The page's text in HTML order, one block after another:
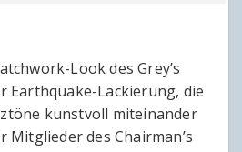
Look des Grey’s
Earthquake-Lackierung, die
kunstvoll miteinander
des Chairman’s